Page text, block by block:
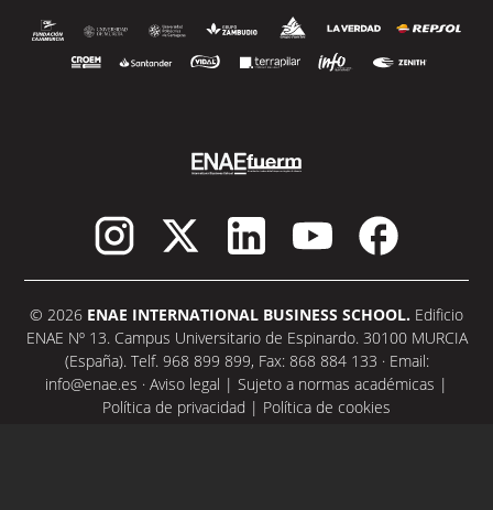
© 2026 ENAE INTERNATIONAL BUSINESS SCHOOL. Edificio
ENAE Nº 13. Campus Universitario de Espinardo. 30100 MURCIA
(España). Telf. 968 899 899, Fax: 868 884 133 · Email:
info@enae.es · Aviso legal | Sujeto a normas académicas |
Política de privacidad | Política de cookies